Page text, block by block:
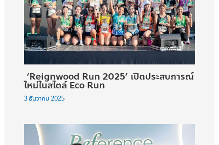
‘Reignwood Run 2025’ เปิดประสบการณ์
ใหม่ในสไตล์ Eco Run
3 ธันวาคม 2025